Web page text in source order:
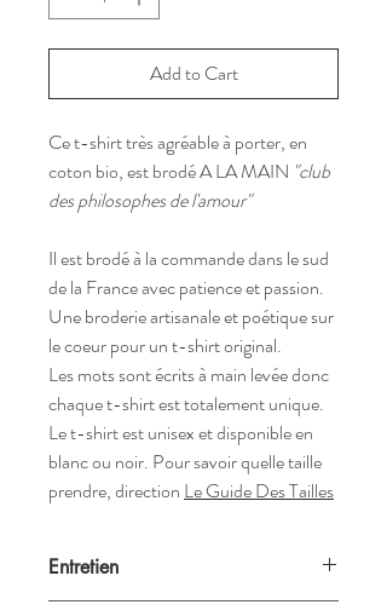
Add to Cart
Ce t-shirt très agréable à porter, en
coton bio, est brodé A LA MAIN "club
des philosophes de l'amour"
Il est brodé à la commande dans le sud
de la France avec patience et passion.
Une broderie artisanale et poétique sur
le coeur pour un t-shirt original.
Les mots sont écrits à main levée donc
chaque t-shirt est totalement unique.
Le t-shirt est unisex et disponible en
blanc ou noir. Pour savoir quelle taille
prendre, direction Le Guide Des Tailles
Entretien